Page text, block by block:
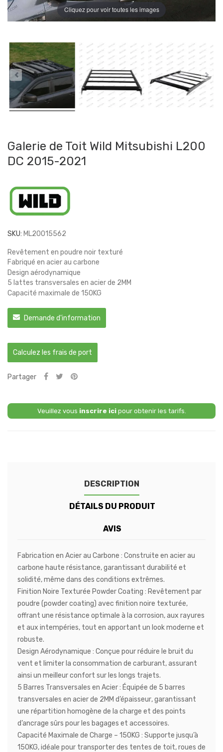
Cliquez pour voir toutes les images
Galerie de Toit Wild Mitsubishi L200
DC 2015-2021
SKU: ML20015562
Revêtement en poudre noir texturé
Fabriqué en acier au carbone
Design aérodynamique
5 lattes transversales en acier de 2MM
Capacité maximale de 150KG
Demande d'information
Calculez les frais de port
Partager
Veuillez vous inscrire icipour obtenir les tarifs.
DESCRIPTION
DÉTAILS DU PRODUIT
AVIS
Fabrication en Acier au Carbone : Construite en acier au
carbone haute résistance, garantissant durabilité et
solidité, même dans des conditions extrêmes.
Finition Noire Texturée Powder Coating : Revêtement par
poudre (powder coating) avec finition noire texturée,
offrant une résistance optimale à la corrosion, aux rayures
et aux intempéries, tout en apportant un look moderne et
robuste.
Design Aérodynamique : Conçue pourréduire le bruit du
vent et limiter la consommation de carburant, assurant
ainsi un meilleur confort sur les longs trajets.
5 Barres Transversales en Acier : Équipée de 5 barres
transversales en acier de 2MM d’épaisseur, garantissant
une répartition homogène de la charge et des points
d’ancrage sûrs pour les bagages et accessoires.
Capacité Maximale de Charge – 150KG : Supporte jusqu’à
150KG, idéale pour transporter des tentes de toit, roues de